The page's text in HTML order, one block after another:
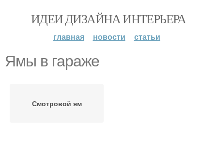
ИДЕИ ДИЗАЙНА ИНТЕРЬЕРА
главная новости статьи
Ямы в гараже
Смотровой ям